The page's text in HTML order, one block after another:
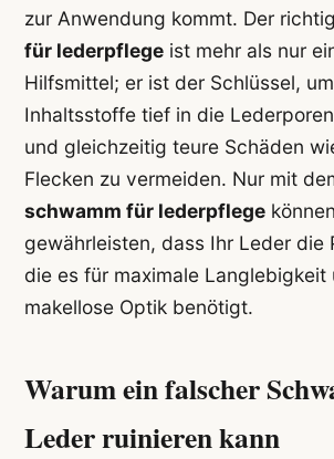
zur Anwendung kommt. Der
für lederpflegeist mehr als nur
Hilfsmittel; er ist der Schlüssel,
Inhaltsstoffe tief in die
und gleichzeitig teure Schäden
Flecken zu vermeiden. Nur mit
schwamm für lederpflege
gewährleisten, dass Ihr Leder die
die es für maximale Langlebigkeit
makellose Optik benötigt.
Warum ein falscher
Leder ruinieren kann